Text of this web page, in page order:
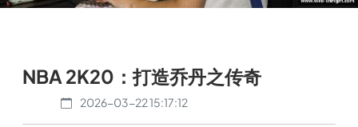
NBA 2K20：打造乔丹之传奇
2026-03-22 15:17:12